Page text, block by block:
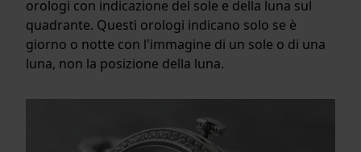
orologi con indicazione del sole e della luna sul
quadrante. Questi orologi indicano solo se è
giorno o notte con l'immagine di un sole o di una
luna, non la posizione della luna.